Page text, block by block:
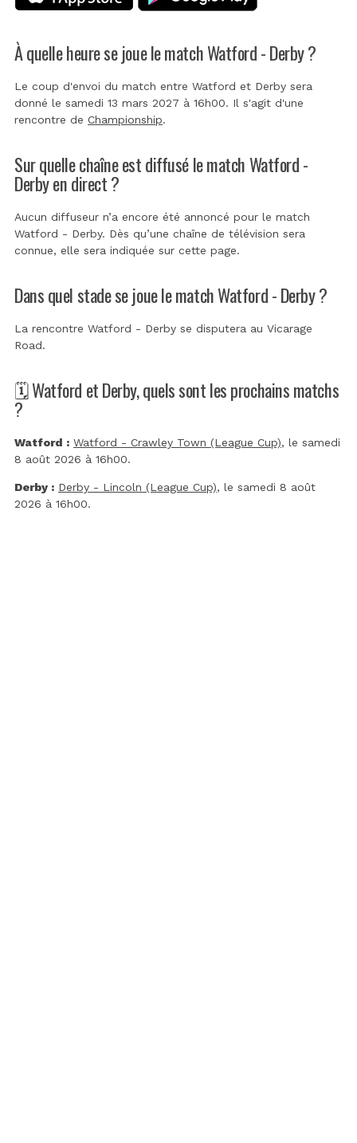
À quelle heure se joue le match Watford - Derby ?
Le coup d'envoi du match entre Watford et Derby sera
donné le samedi 13 mars 2027 à 16h00. Il s'agit d'une
rencontre de Championship.
Sur quelle chaîne est diffusé le match Watford -
Derby en direct ?
Aucun diffuseur n’a encore été annoncé pour le match
Watford - Derby. Dès qu’une chaîne de télévision sera
connue, elle sera indiquée sur cette page.
Dans quel stade se joue le match Watford - Derby ?
La rencontre Watford - Derby se disputera au Vicarage
Road.
🗓️ Watford et Derby, quels sont les prochains matchs
?
Watford : Watford - Crawley Town (League Cup), le samedi
8 août 2026 à 16h00.
Derby : Derby - Lincoln (League Cup), le samedi 8 août
2026 à 16h00.